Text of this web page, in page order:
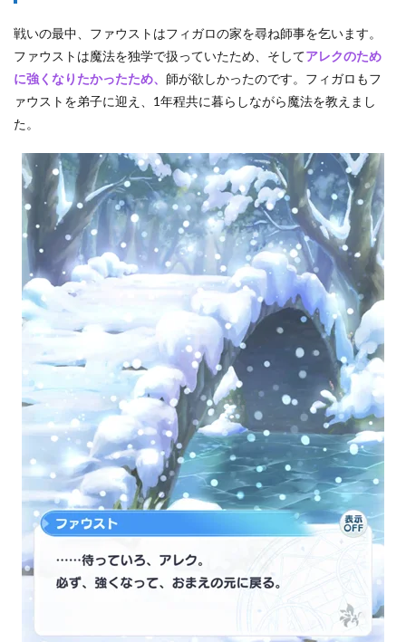
ざ
ん
し
た
レ
ク
が
意
図
的
史
ら
削
し
9
さ
ご
に
9.1
フ
ィ
ロ
戦いの最中、ファウストはフィガロの家を尋ね師事を乞います。
ファウストは魔法を独学で扱っていたため、そしてアレクのため
に強くなりたかったため、 師が欲しかったのです。フィガロもフ
ァウストを弟子に迎え、1年程共に暮らしながら魔法を教えまし
た。